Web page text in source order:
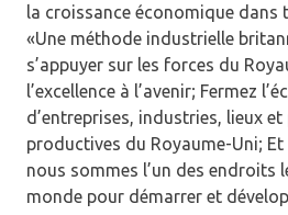
la croissance économique dans
«Une méthode industrielle
s’appuyer sur les forces du
l’excellence à l’avenir; Fermez
d’entreprises, industries, lieux et
productives du Royaume-Uni;
nous sommes l’un des endroits
monde pour démarrer et